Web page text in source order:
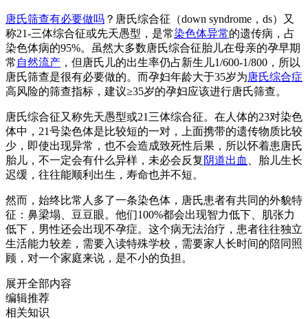
唐氏筛查有必要做吗 ？唐氏综合征（down syndrome，ds）又
称21-三体综合征或先天愚型，是常染色体异常的遗传病，占
染色体病的95%。虽然大多数唐氏综合征胎儿在母亲的孕早期
常 自然流产 ，但唐氏儿的出生率仍占新生儿1/600-1/800，所以
唐氏筛查是很有必要做的。而孕妇年龄大于35岁为唐氏综合症
高风险的筛查指标，建议≥35岁的孕妇应该进行唐氏筛查。
唐氏综合征又称先天愚型或21三体综合征。在人体的23对染色
体中，21号染色体是比较短的一对，上面携带的遗传物质比较
少，即使出现异常，也不会造成致死性后果，所以怀着患唐氏
胎儿，不一定会有什么异样，未必会反复 阴道出血
、胎儿生长
迟缓，往往能顺利出生，寿命也并不短。
然而，始终比常人多了一条染色体，唐氏患者有共同的外貌特
征：鼻梁塌、豆豆眼。他们100%都会出现智力低下、肌张力
低下，男性还会出现不孕症。这个病无法治疗，患者往往独立
生活能力较差，需要入读特殊学校，需要家人长时间的陪同照
顾，对一个家庭来说，是不小的负担。
展开全部内容
编辑推荐
相关知识